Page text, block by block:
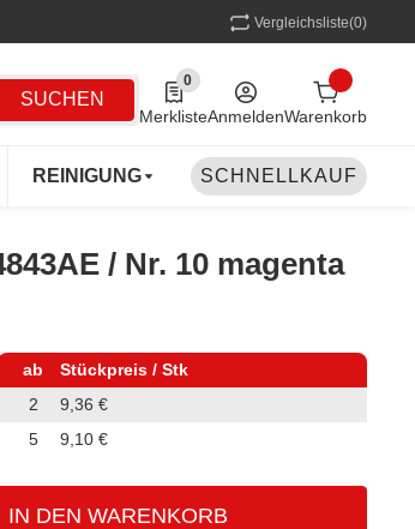
Vergleichsliste(0)
SUCHEN
0
0 Produkte in der Liste
MerklisteAnmeldenWarenkorb
REINIGUNG MEHRWEG
SCHNELLKAUF
/ Nr. 10 magenta
ab
Stückpreis / Stk
2
9,36 €
5
9,10 €
IN DEN WARENKORB